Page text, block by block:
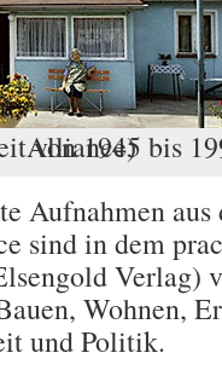
Insel-Leben in der Zweit von 1945 bis 1990 (Foto: Picture-Alliance)
Aufnahmen aus
sind in dem
Verlag)
Wohnen,
und Politik.